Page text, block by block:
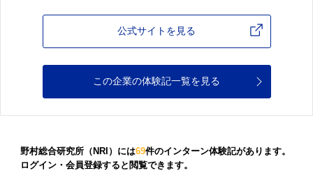
公式サイトを見る
この企業の体験記一覧を見る
野村総合研究所（NRI）には69件のインターン体験記があります。
ログイン・会員登録すると閲覧できます。